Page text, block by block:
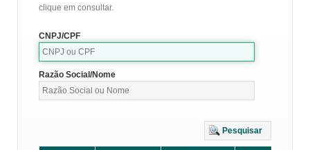
clique em consultar.
CNPJ/CPF
Razão Social/Nome
Pesquisar